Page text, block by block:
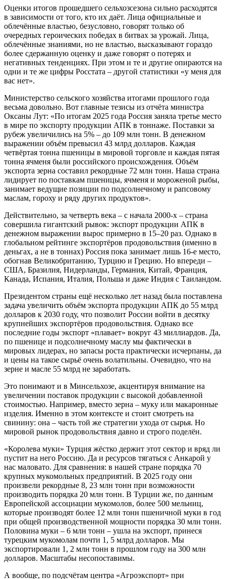
Оценки итогов прошедшего сельхозсезона сильно расходятся
в зависимости от того, кто их даёт. Лица официальные и
облечённые властью, безусловно, говорят только об
очередных героических победах в битвах за урожай. Лица,
облечённые знаниями, но не властью, высказывают гораздо
более сдержанную оценку и даже говорят о потерях и
негативных тенденциях. При этом и те и другие опираются на
одни и те же цифры Росстата – другой статистики «у меня для
вас нет».
Министерство сельского хозяйства итогами прошлого года
весьма довольно. Вот главные тезисы из отчёта министра
Оксаны Лут: «По итогам 2025 года Россия заняла третье место
в мире по экспорту продукции АПК в тоннаже. Поставки за
рубеж увеличились на 5% – до 109 млн тонн. В денежном
выражении объём превысил 43 млрд долларов. Каждая
четвёртая тонна пшеницы в мировой торговле и каждая пятая
тонна ячменя были российского происхождения. Объём
экспорта зерна составил рекордные 72 млн тонн. Наша страна
лидирует по поставкам пшеницы, ячменя и мороженой рыбы,
занимает ведущие позиции по подсолнечному и рапсовому
маслам, гороху и ряду других продуктов».
Действительно, за четверть века – с начала 2000-х – страна
совершила гигантский рывок: экспорт продукции АПК в
денежном выражении вырос примерно в 15–20 раз. Однако в
глобальном рейтинге экспортёров продовольствия (именно в
деньгах, а не в тоннах) Россия пока занимает лишь 16‑е место,
обогнав Великобританию, Турцию и Грецию. Но впереди –
США, Бразилия, Нидерланды, Германия, Китай, Франция,
Канада, Испания, Италия, Польша и даже Индия с Таиландом.
Президентом страны ещё несколько лет назад была поставлена
задача увеличить объём экспорта продукции АПК до 55 млрд
долларов к 2030 году, что позволит России войти в десятку
крупнейших экспортёров продовольствия. Однако все
последние годы экспорт «плавает» вокруг 43 миллиардов. Да,
по пшенице и подсолнечному маслу мы фактически в
мировых лидерах, но запасы роста практически исчерпаны, да
и цены на такое сырьё очень волатильны. Очевидно, что на
зерне и масле 55 млрд не заработать.
Это понимают и в Минсельхозе, акцентируя внимание на
увеличении поставок продукции с высокой добавленной
стоимостью. Например, вместо зерна – муку или макаронные
изделия. Именно в этом контексте и стоит смотреть на
свинину: она – часть той же стратегии ухода от сырья. Но
мировой рынок продовольствия давно и строго поделён.
«Королева муки» Турция жёстко держит этот сектор и вряд ли
пустит на него Россию. Да и ресурсов тягаться с Анкарой у
нас маловато. Для сравнения: в нашей стране порядка 70
крупных мукомольных предприятий. В 2025 году они
произвели рекордные 8, 23 млн тонн при возможности
производить порядка 20 млн тонн. В Турции же, по данным
Европейской ассоциации мукомолов, более 500 мельниц,
которые производят более 12 млн тонн пшеничной муки в год
при общей производственной мощности порядка 30 млн тонн.
Половина муки – 6 млн тонн – ушла на экспорт, принеся
турецким мукомолам почти 1, 5 млрд долларов. Мы
экспортировали 1, 2 млн тонн в прошлом году на 300 млн
долларов. Масштабы несопоставимы.
А вообще, по подсчётам центра «Агроэкспорт» при